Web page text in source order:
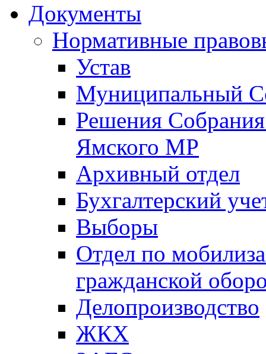
Документы
Нормативные
Устав
Муниципальный
Решения
Ямского МР
Архивный отдел
Бухгалтерский
Выборы
Отдел по
гражданской
Делопроизводство
ЖКХ